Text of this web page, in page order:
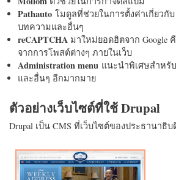
Pathauto โมดูลที่ช่วยในการตั้งค่าเกี่ยวกั
บทความและอื่นๆ
reCAPTCHA มาใหม่ยอดฮิตจาก Google
จากการโพสต์ต่างๆ ภายในเว็บ
Administration menu แนะนำพิเศษสำหรั
และอื่นๆ อีกมากมาย
ตัวอย่างเว็บไซต์ที่ใช้ Drupal
Drupal เป็น CMS ที่เว็บไซต์ของประธานาธิบ